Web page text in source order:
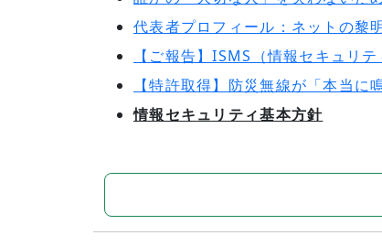
代表者プロフィール：ネットの黎
【ご報告】ISMS（情報セキュリ
【特許取得】防災無線が「本当
情報セキュリティ基本方針